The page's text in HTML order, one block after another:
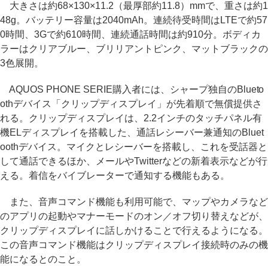
大きさは約68×130×11.2（最厚部約11.8）mmで、重さは約1
48g。バッテリー容量は2040mAh。連続待受時間はLTEで約57
0時間、3Gで約610時間、連続通話時間は約910分。ボディカ
ラーはクリアブルー、ブリリアントピンク、マットブラックの
3色展開。
AQUOS PHONE SERIE購入者には、シャープ独自のBlueto
othデバイス「クリップディスプレイ」が先着順で無償提供さ
れる。クリップディスプレイは、2.2インチのタッチパネル有
機ELディスプレイを搭載した、通話レシーバー兼通知のBluet
oothデバイス。マイクとレシーバーを搭載し、これを受話器と
して通話できるほか、メールやTwitterなどの新着表示などが行
える。着信をバイブレーターで通知する機能もある。
また、音声コマンド機能も利用可能で、マップやカメラなど
のアプリの起動やマナーモードのオン／オフ切り替えなどが、
クリップディスプレイに話しかけることで行えるようになる。
この音声コマンド機能はクリップディスプレイ接続時のみの機
能になるとのこと。